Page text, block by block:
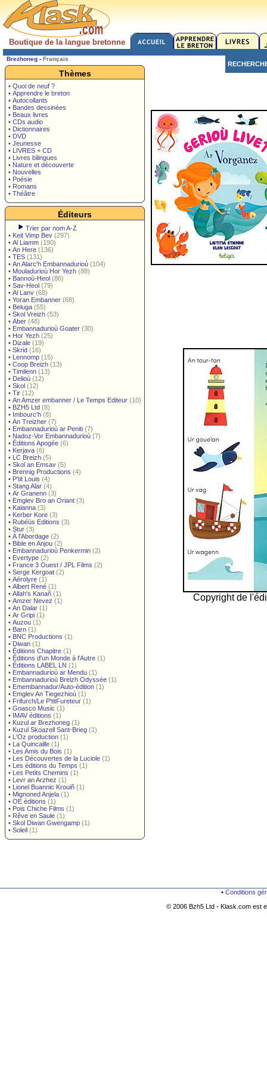
Boutique de la langue bretonne
Brezhoneg - Français
Thèmes
• Quoi de neuf ?
• Apprendre le breton
• Autocollants
• Bandes dessinées
• Beaux livres
• CDs audio
• Dictionnaires
• DVD
• Jeunesse
• LIVRES + CD
• Livres bilingues
• Nature et découverte
• Nouvelles
• Poésie
• Romans
• Théâtre
Éditeurs
Trier par nom A-Z
• Keit Vimp Bev (297)
• Al Liamm (190)
• An Here (136)
• TES (131)
• An Alarc'h Embannadurioù (104)
• Mouladurioù Hor Yezh (88)
• Bannoù-Heol (86)
• Sav-Heol (79)
• Al Lanv (68)
• Yoran Embanner (68)
• Beluga (55)
• Skol Vreizh (53)
• Aber (48)
• Embannadurioù Goater (30)
• Hor Yezh (25)
• Dizale (19)
• Skrid (16)
• Lennomp (15)
• Coop Breizh (13)
• Timilenn (13)
• Delioù (12)
• Skol (12)
• Tir (12)
• An Amzer embanner / Le Temps Editeur (10)
• BZH5 Ltd (8)
• Imbourc'h (8)
• An Treizher (7)
• Embannadurioù ar Peniti (7)
• Nadoz-Vor Embannadurioù (7)
• Éditions Apogée (6)
• Kerjava (6)
• LC Breizh (5)
• Skol an Emsav (5)
• Brennig Productions (4)
• P'tit Louis (4)
• Stang Alar (4)
• Ar Granenn (3)
• Emglev Bro an Oriant (3)
• Kalanna (3)
• Kerber Kore (3)
• Rubéüs Editions (3)
• Stur (3)
• À l'Abordage (2)
• Bible en Anjou (2)
• Embannadurioù Penkermin (2)
• Evertype (2)
• France 3 Ouest / JPL Films (2)
• Serge Kergoat (2)
• Aérolyre (1)
• Albert René (1)
• Allah's Kanañ (1)
• Amzer Nevez (1)
• An Dalar (1)
• Ar Gripi (1)
• Auzou (1)
• Barn (1)
• BNC Productions (1)
• Diwan (1)
• Éditions Chapitre (1)
• Éditions d'un Monde à l'Autre (1)
• Éditions LABEL LN (1)
• Embannadurioù ar Mendu (1)
• Embannadurioù Breizh Odyssée (1)
• Emembannadur/Auto-édition (1)
• Emglev An Tiegezhioù (1)
• Frifurch/Le P'titFureteur (1)
• Goasco Music (1)
• IMAV éditions (1)
• Kuzul ar Brezhoneg (1)
• Kuzul Skoazell Sant-Brieg (1)
• L'Oz production (1)
• La Quincaille (1)
• Les Amis du Bois (1)
• Les Découvertes de la Luciole (1)
• Les éditions du Temps (1)
• Les Petits Chemins (1)
• Levr an Arzhez (1)
• Lionel Buannic Krouiñ (1)
• Mignoned Anjela (1)
• OE éditions (1)
• Pois Chiche Films (1)
• Rêve en Saule (1)
• Skol Diwan Gwengamp (1)
• Soleil (1)
Copyright de
• Conditions
© 2006 Bzh5 Ltd - Klask.com est